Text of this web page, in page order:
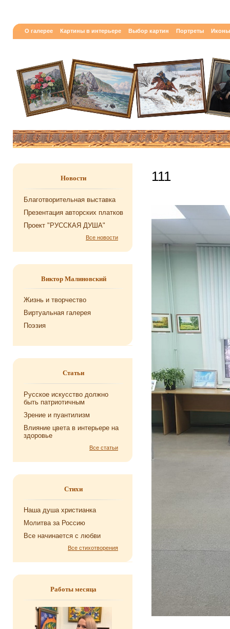
О галерее Картины в интерьере Выбор картин Портреты Иконы
Новости
Благотворительная выставка
Презентация авторских платков
Проект "РУССКАЯ ДУША"
Все новости
Виктор Малиновский
Жизнь и творчество
Виртуальная галерея
Поэзия
Статьи
Русское искусство должно
быть патриотичным
Зрение и пуантилизм
Влияние цвета в интерьере на
здоровье
Все статьи
Стихи
Наша душа хри­сти­ан­ка
Мо­лит­ва за Рос­сию
Все на­чи­на­ет­ся с любви
Все стихотворения
Работы месяца
111